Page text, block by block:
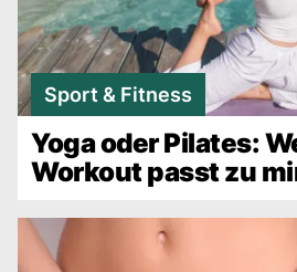
Sport & Fitness
Yoga oder Pilates:
Workout passt zu